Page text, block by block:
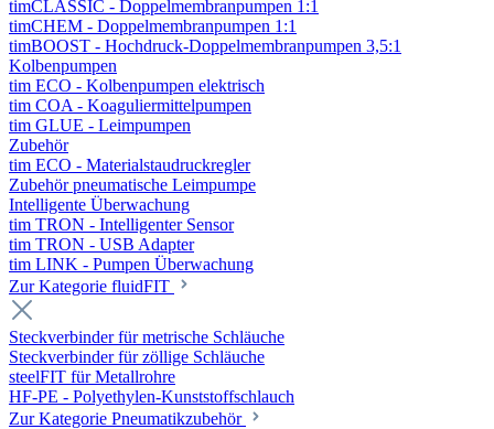
timCLASSIC - Doppelmembranpumpen 1:1
timCHEM - Doppelmembranpumpen 1:1
timBOOST - Hochdruck-Doppelmembranpumpen 3,5:1
Kolbenpumpen
tim ECO - Kolbenpumpen elektrisch
tim COA - Koaguliermittelpumpen
tim GLUE - Leimpumpen
Zubehör
tim ECO - Materialstaudruckregler
Zubehör pneumatische Leimpumpe
Intelligente Überwachung
tim TRON - Intelligenter Sensor
tim TRON - USB Adapter
tim LINK - Pumpen Überwachung
Zur Kategorie fluidFIT
Steckverbinder für metrische Schläuche
Steckverbinder für zöllige Schläuche
steelFIT für Metallrohre
HF-PE - Polyethylen-Kunststoffschlauch
Zur Kategorie Pneumatikzubehör